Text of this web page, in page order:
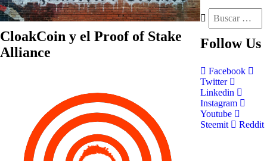
CloakCoin y el Proof of Stake
Alliance
Follow Us
Facebook
Twitter
Linkedin
Instagram
Youtube
Steemit
Reddit